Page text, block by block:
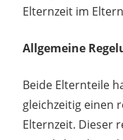
Elternzeit im
Allgemeine
Beide Elternteile
gleichzeitig einen
Elternzeit. Dieser